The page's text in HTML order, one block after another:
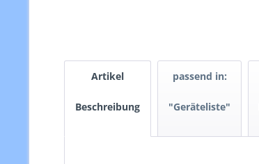
Artikel
Beschreibung
passend in:
"Geräteliste"